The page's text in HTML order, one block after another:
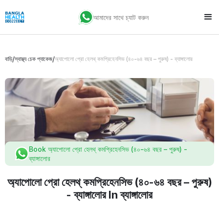
আমাদের সাথে চ্যাট করুন
বাড়ি/স্বাস্থ্য চেক প্যাকেজ/অ্যাপোলো প্রো হেলথ্‌ কমপ্রিহেনসিভ (৪০-৬৪ বছর – পুরুষ) - ব্যাঙ্গালোর
Book অ্যাপোলো প্রো হেলথ্‌ কমপ্রিহেনসিভ (৪০-৬৪ বছর – পুরুষ) -
ব্যাঙ্গালোর
অ্যাপোলো প্রো হেলথ্‌ কমপ্রিহেনসিভ (৪০-৬৪ বছর – পুরুষ)
- ব্যাঙ্গালোর In ব্যাঙ্গালোর